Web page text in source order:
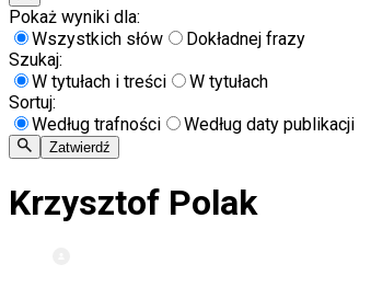
Pokaż wyniki dla:
Wszystkich słów
Dokładnej frazy
Szukaj:
W tytułach i treści
W tytułach
Sortuj:
Według trafności
Według daty publikacji
Zatwierdź
Krzysztof Polak